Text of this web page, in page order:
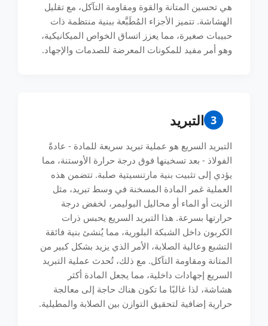
هي تحسين المتانة والقوة ومقاومة التآكل، مع تقليل
الهشاشة. تتميز الأجزاء المُطَبَّعة ببنية منتظمة ذات
حبيبات صغيرة، مما يعزز اتساق الخواص الميكانيكية،
وهو أمر مفيد للمكونات المعرضة للصدمات والإجهاد.
3 التبريد
التبريد السريع هو عملية تبريد سريعة للمادة - عادةً
الفولاذ - بعد تسخينها فوق درجة حرارة الأوستنة، مما
يؤدي إلى تثبيت بنية مارتنسيتية صلبة. تتضمن هذه
العملية غمر المادة المسخنة في وسط تبريد، مثل
الزيت أو الماء أو محاليل البوليمر، لخفض درجة
حرارتها بسرعة. هذا التبريد السريع يحبس ذرات
الكربون داخل الشبكة البلورية، مما يُنشئ بنية فائقة
التشبع وعالية الصلابة، الأمر الذي يزيد بشكل كبير من
المتانة ومقاومة التآكل. مع ذلك، تُحدث عملية التبريد
السريع إجهادات داخلية، مما يجعل المادة أكثر
هشاشة، لذا غالبًا ما تكون هناك حاجة إلى معالجة
حرارية إضافية لتحقيق التوازن بين الصلابة والمطيلية.